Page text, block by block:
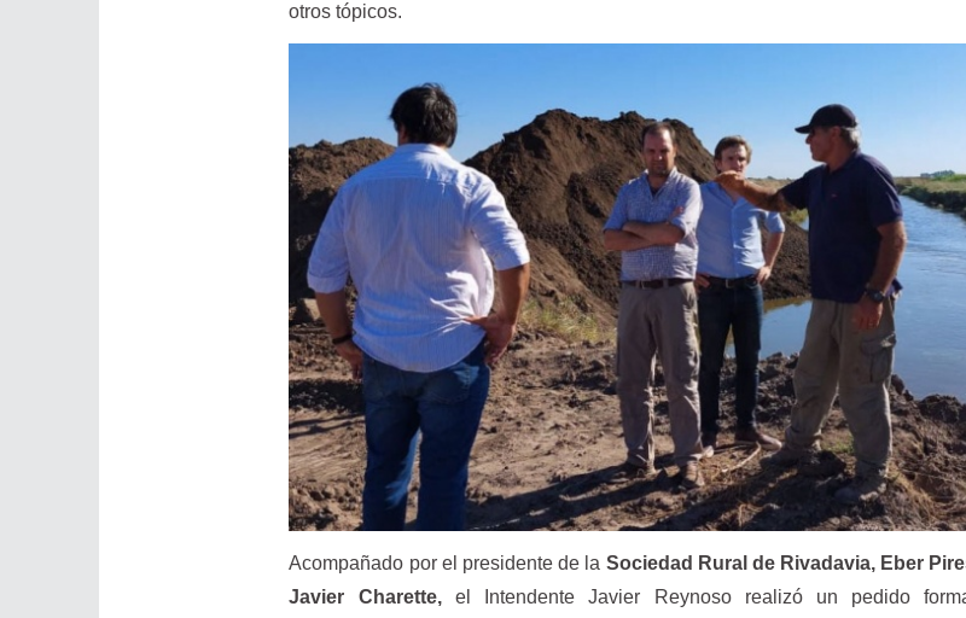
otros tópicos.
Acompañado por el presidente de la Sociedad Rural de Rivadavia, Eber
Javier Charette, el Intendente Javier Reynoso realizó un pedido